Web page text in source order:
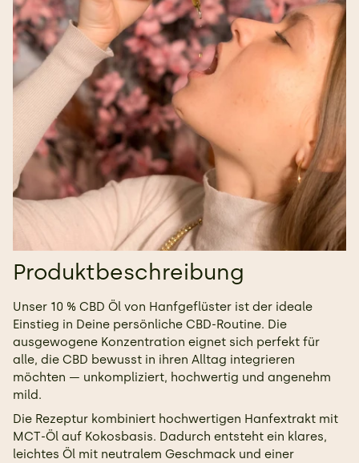
Produktbeschreibung
Unser 10 % CBD Öl von Hanfgeflüster ist der ideale
Einstieg in Deine persönliche CBD-Routine. Die
ausgewogene Konzentration eignet sich perfekt für
alle, die CBD bewusst in ihren Alltag integrieren
möchten — unkompliziert, hochwertig und angenehm
mild.
Die Rezeptur kombiniert hochwertigen Hanfextrakt mit
MCT-Öl auf Kokosbasis. Dadurch entsteht ein klares,
leichtes Öl mit neutralem Geschmack und einer